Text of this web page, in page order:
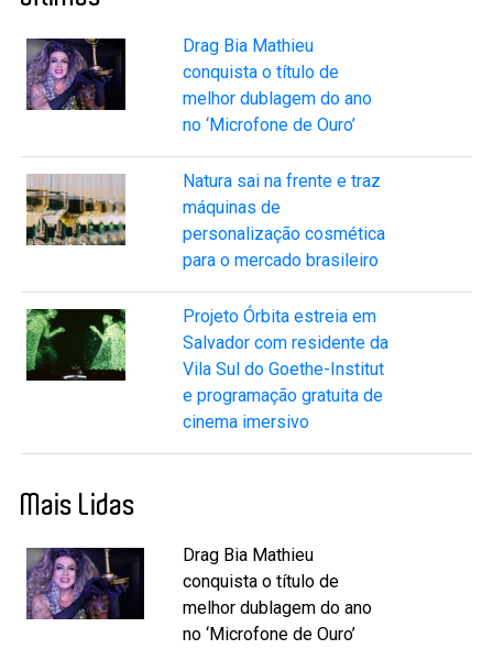
Drag Bia Mathieu
conquista o título de
melhor dublagem do ano
no ‘Microfone de Ouro’
Natura sai na frente e traz
máquinas de
personalização cosmética
para o mercado brasileiro
Projeto Órbita estreia em
Salvador com residente da
Vila Sul do Goethe-Institut
e programação gratuita de
cinema imersivo
Mais Lidas
Drag Bia Mathieu
conquista o título de
melhor dublagem do ano
no ‘Microfone de Ouro’